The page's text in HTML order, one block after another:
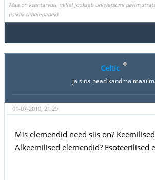
Maa on kvantarvuti, millel jookseb Uniwersumi parim
(isiklik tähelepanek)
Celtic
ja sina pead kandma
01-07-2010, 21:29
Mis elemendid need siis on?
Alkeemilised elemendid? Esoteerilised